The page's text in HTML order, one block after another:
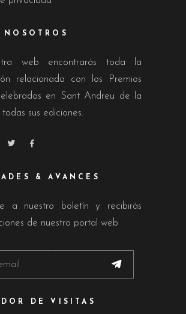
NOSOTROS
web encontrarás toda la
relacionada con los Premios
en Sant Andreu de la
sus ediciones.
& AVANCES
a nuestro boletín y recibirás
de nuestro portal web
DE VISITAS